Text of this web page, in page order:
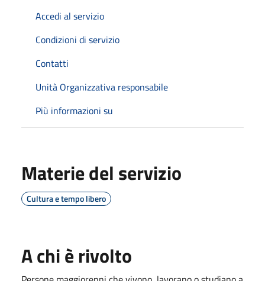
Accedi al servizio
Condizioni di servizio
Contatti
Unità Organizzativa responsabile
Più informazioni su
Materie del servizio
Cultura e tempo libero
A chi è rivolto